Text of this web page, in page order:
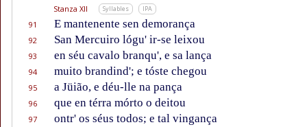
Stanza XII Syllables IPA
91 E mantenente sen demorança
92 San Mercuiro lógu' ir-se leixou
93 en séu cavalo branqu', e sa lança
94 muito brandind'; e tóste chegou
95 a Jüião, e déu-lle na pança
96 que en térra mórto o deitou
97 ontr' os séus todos; e tal vingança